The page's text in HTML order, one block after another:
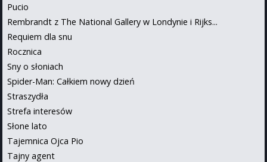
Pucio
Rembrandt z The National Gallery w Londynie i Rijks...
Requiem dla snu
Rocznica
Sny o słoniach
Spider-Man: Całkiem nowy dzień
Straszydła
Strefa interesów
Słone lato
Tajemnica Ojca Pio
Tajny agent